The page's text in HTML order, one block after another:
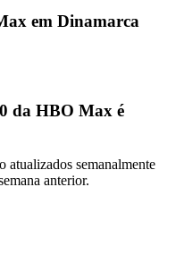
em Dinamarca
da HBO Max é
semanalmente
anterior.